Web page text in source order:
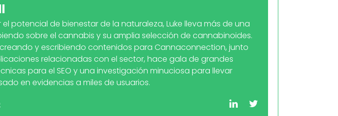
potencial de bienestar de la naturaleza, Luke lleva más de una
sobre el cannabis y su amplia selección de cannabinoides.
y escribiendo contenidos para Cannaconnection, junto
relacionadas con el sector, hace gala de grandes
para el SEO y una investigación minuciosa para llevar
en evidencias a miles de usuarios.